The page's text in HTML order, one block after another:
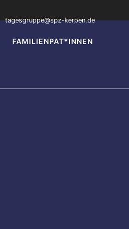
tagesgruppe@spz-kerpen.de
FAMILIENPAT*INNEN